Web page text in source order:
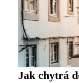
Jak chytrá